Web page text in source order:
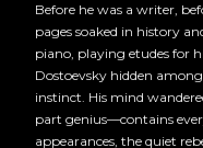
Before he was a writer,
pages soaked in history
piano, playing etudes for
Dostoevsky hidden
instinct. His mind
part genius—contains
appearances, the quiet